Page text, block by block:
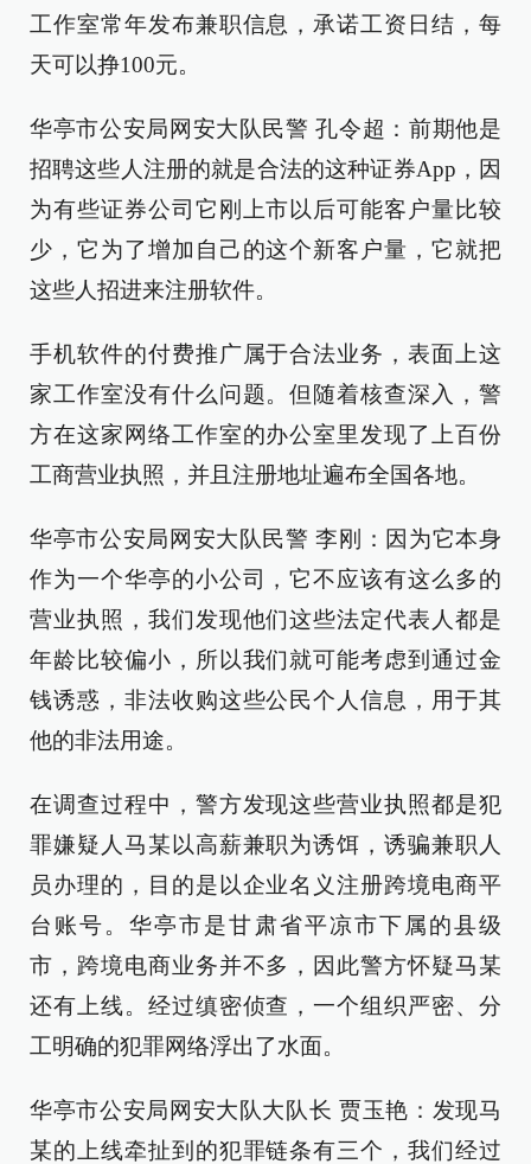
工作室常年发布兼职信息，承诺工资日结，每
天可以挣100元。
华亭市公安局网安大队民警 孔令超：前期他是
招聘这些人注册的就是合法的这种证券App，因
为有些证券公司它刚上市以后可能客户量比较
少，它为了增加自己的这个新客户量，它就把
这些人招进来注册软件。
手机软件的付费推广属于合法业务，表面上这
家工作室没有什么问题。但随着核查深入，警
方在这家网络工作室的办公室里发现了上百份
工商营业执照，并且注册地址遍布全国各地。
华亭市公安局网安大队民警 李刚：因为它本身
作为一个华亭的小公司，它不应该有这么多的
营业执照，我们发现他们这些法定代表人都是
年龄比较偏小，所以我们就可能考虑到通过金
钱诱惑，非法收购这些公民个人信息，用于其
他的非法用途。
在调查过程中，警方发现这些营业执照都是犯
罪嫌疑人马某以高薪兼职为诱饵，诱骗兼职人
员办理的，目的是以企业名义注册跨境电商平
台账号。华亭市是甘肃省平凉市下属的县级
市，跨境电商业务并不多，因此警方怀疑马某
还有上线。经过缜密侦查，一个组织严密、分
工明确的犯罪网络浮出了水面。
华亭市公安局网安大队大队长 贾玉艳：发现马
某的上线牵扯到的犯罪链条有三个，我们经过